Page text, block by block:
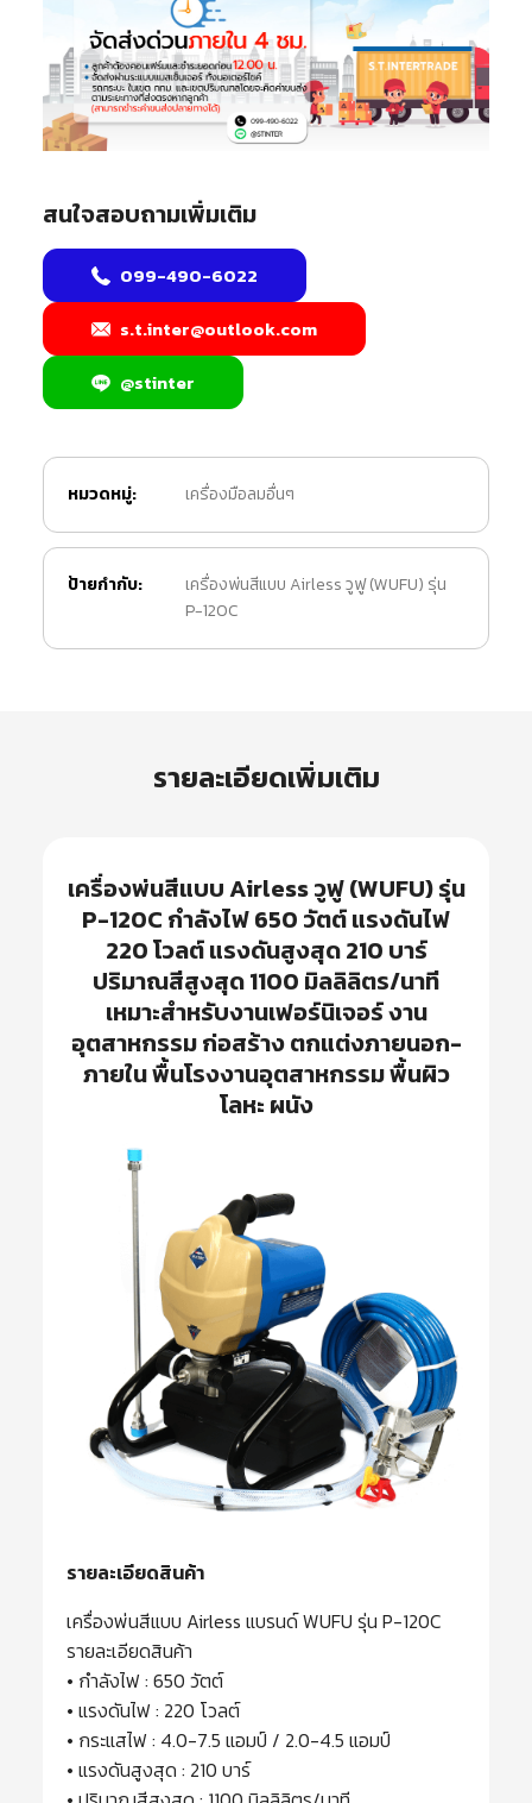
สนใจสอบถามเพิ่มเติม
099-490-6022
s.t.inter@outlook.com
@stinter
หมวดหมู่: เครื่องมือลมอื่นๆ
ป้ายกำกับ:
เครื่องพ่นสีแบบ Airless วูฟู (WUFU) รุ่น
P-120C
รายละเอียดเพิ่มเติม
เครื่องพ่นสีแบบ Airless วูฟู (WUFU) รุ่น
P-120C กำลังไฟ 650 วัตต์ แรงดันไฟ
220 โวลต์ แรงดันสูงสุด 210 บาร์
ปริมาณสีสูงสุด 1100 มิลลิลิตร/นาที
เหมาะสำหรับงานเฟอร์นิเจอร์ งาน
อุตสาหกรรม ก่อสร้าง ตกแต่งภายนอก-
ภายใน พื้นโรงงานอุตสาหกรรม พื้นผิว
โลหะ ผนัง
รายละเอียดสินค้า
เครื่องพ่นสีแบบ Airless แบรนด์ WUFU รุ่น P-120C
รายละเอียดสินค้า
• กำลังไฟ : 650 วัตต์
• แรงดันไฟ : 220 โวลต์
• กระแสไฟ : 4.0-7.5 แอมป์ / 2.0-4.5 แอมป์
• แรงดันสูงสุด : 210 บาร์